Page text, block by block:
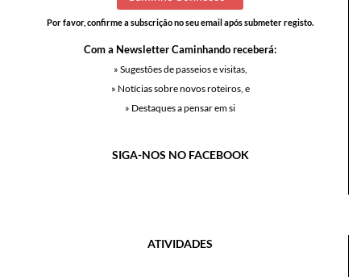
Por favor, confirme a subscrição no seu email após submeter registo.
Com a Newsletter Caminhando receberá:
» Sugestões de passeios e visitas,
» Notícias sobre novos roteiros, e
» Destaques a pensar em si
SIGA-NOS NO FACEBOOK
ATIVIDADES